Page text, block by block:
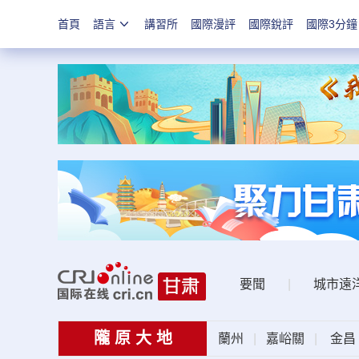
首頁 語言 講習所 國際漫評 國際銳評 國際3分鐘
要聞 城市遠
隴 原 大 地 蘭州 嘉峪關 金昌